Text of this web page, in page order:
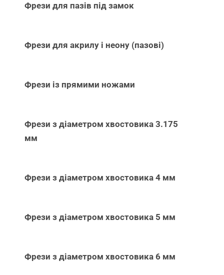
Фрези для пазів під замок
Фрези для акрилу і неону (пазові)
Фрези із прямими ножами
Фрези з діаметром хвостовика 3.175
мм
Фрези з діаметром хвостовика 4 мм
Фрези з діаметром хвостовика 5 мм
Фрези з діаметром хвостовика 6 мм